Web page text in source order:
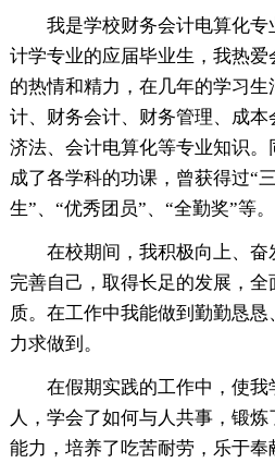
我是学校财务会计电算化
计学专业的应届毕业生，我热
的热情和精力，在几年的学习
计、财务会计、财务管理、成
济法、会计电算化等专业知识
成了各学科的功课，曾获得过“
生”、“优秀团员”、“全勤奖”等。
在校期间，我积极向上、
完善自己，取得长足的发展，
质。在工作中我能做到勤勤恳恳
力求做到。
在假期实践的工作中，使
人，学会了如何与人共事，锻
能力，培养了吃苦耐劳，乐于